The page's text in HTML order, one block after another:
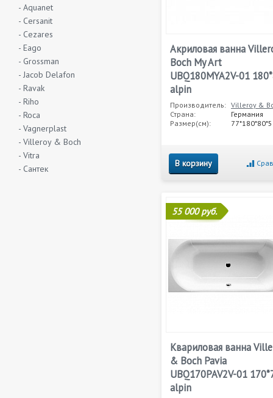
- Aquanet
- Cersanit
- Cezares
- Eago
- Grossman
- Jacob Delafon
- Ravak
- Riho
- Roca
- Vagnerplast
- Villeroy & Boch
- Vitra
- Сантек
Акриловая ванна
Boch My Art
UBQ180MYA2V-01
alpin
Производитель: Villeroy &
Страна:
Германия
Размер(см):
В корзину
55 000 руб.
Квариловая ванна
& Boch Pavia
UBQ170PAV2V-01
alpin